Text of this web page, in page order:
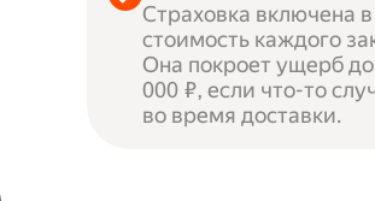
Страховка включена в
стоимость каждого
Она покроет ущерб
000 ₽, если что-то
во время доставки.